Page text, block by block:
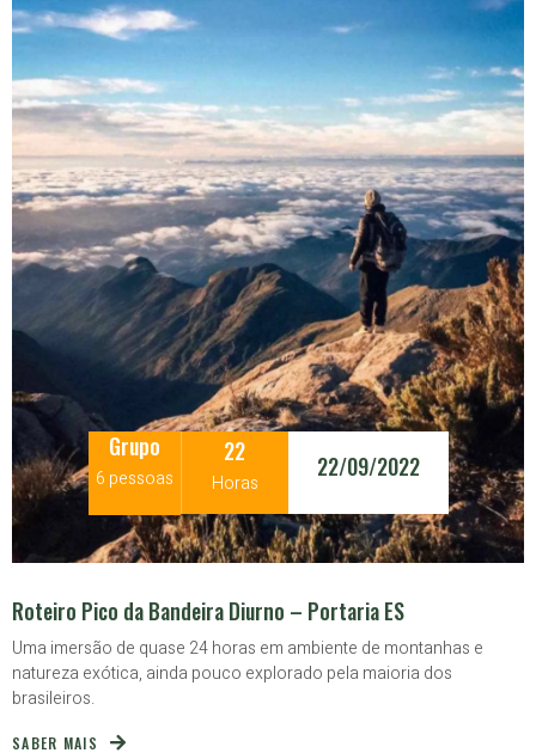
Grupo
6 pessoas
22
Horas
22/09/2022
Roteiro Pico da Bandeira Diurno – Portaria ES
Uma imersão de quase 24 horas em ambiente de montanhas e
natureza exótica, ainda pouco explorado pela maioria dos
brasileiros.
SABER MAIS